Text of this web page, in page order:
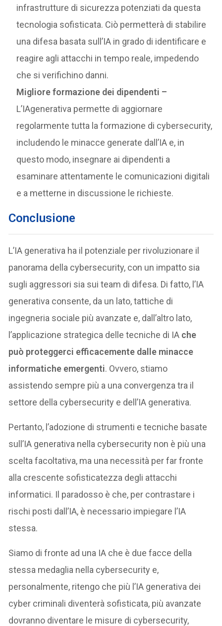
infrastrutture di sicurezza potenziati da questa
tecnologia sofisticata. Ciò permetterà di stabilire
una difesa basata sull’IA in grado di identificare e
reagire agli attacchi in tempo reale, impedendo
che si verifichino danni.
Migliore formazione dei dipendenti –
L’IAgenerativa permette di aggiornare
regolarmente tutta la formazione di cybersecurity,
includendo le minacce generate dall’IA e, in
questo modo, insegnare ai dipendenti a
esaminare attentamente le comunicazioni digitali
e a metterne in discussione le richieste.
Conclusione
L’IA generativa ha il potenziale per rivoluzionare il
panorama della cybersecurity, con un impatto sia
sugli aggressori sia sui team di difesa. Di fatto, l’IA
generativa consente, da un lato, tattiche di
ingegneria sociale più avanzate e, dall’altro lato,
l’applicazione strategica delle tecniche di IA che
può proteggerci efficacemente dalle minacce
informatiche emergenti. Ovvero, stiamo
assistendo sempre più a una convergenza tra il
settore della cybersecurity e dell’IA generativa.
Pertanto, l’adozione di strumenti e tecniche basate
sull’IA generativa nella cybersecurity non è più una
scelta facoltativa, ma una necessità per far fronte
alla crescente sofisticatezza degli attacchi
informatici. Il paradosso è che, per contrastare i
rischi posti dall’IA, è necessario impiegare l’IA
stessa.
Siamo di fronte ad una IA che è due facce della
stessa medaglia nella cybersecurity e,
personalmente, ritengo che più l’IA generativa dei
cyber criminali diventerà sofisticata, più avanzate
dovranno diventare le misure di cybersecurity,